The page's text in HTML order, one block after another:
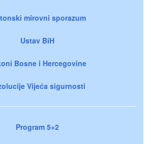
mirovni sporazum
Ustav BiH
Bosne i Hercegovine
Vijeća sigurnosti
Program 5+2